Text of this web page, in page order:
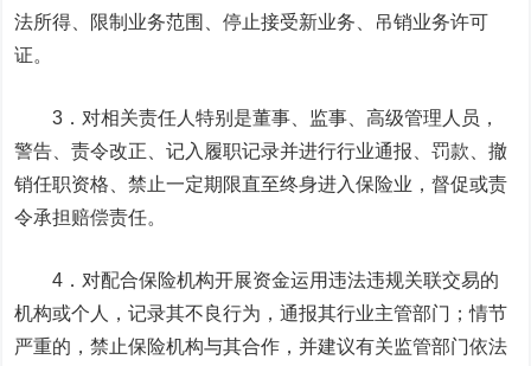
法所得、限制业务范围、停止接受新业务、吊销业务许可
证。
3．对相关责任人特别是董事、监事、高级管理人员，
警告、责令改正、记入履职记录并进行行业通报、罚款、撤
销任职资格、禁止一定期限直至终身进入保险业，督促或责
令承担赔偿责任。
4．对配合保险机构开展资金运用违法违规关联交易的
机构或个人，记录其不良行为，通报其行业主管部门；情节
严重的，禁止保险机构与其合作，并建议有关监管部门依法